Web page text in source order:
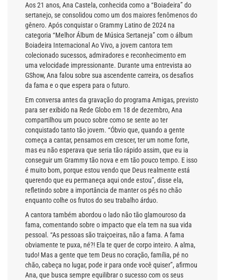
Aos 21 anos, Ana Castela, conhecida como a “Boiadeira” do
sertanejo, se consolidou como um dos maiores fenômenos do
gênero. Após conquistar o Grammy Latino de 2024 na
categoria “Melhor Álbum de Música Sertaneja” com o álbum
Boiadeira Internacional Ao Vivo, a jovem cantora tem
colecionado sucessos, admiradores e reconhecimento em
uma velocidade impressionante. Durante uma entrevista ao
GShow, Ana falou sobre sua ascendente carreira, os desafios
da fama e o que espera para o futuro.
Em conversa antes da gravação do programa Amigas, previsto
para ser exibido na Rede Globo em 18 de dezembro, Ana
compartilhou um pouco sobre como se sente ao ter
conquistado tanto tão jovem. “Óbvio que, quando a gente
começa a cantar, pensamos em crescer, ter um nome forte,
mas eu não esperava que seria tão rápido assim, que eu ia
conseguir um Grammy tão nova e em tão pouco tempo. E isso
é muito bom, porque estou vendo que Deus realmente está
querendo que eu permaneça aqui onde estou”, disse ela,
refletindo sobre a importância de manter os pés no chão
enquanto colhe os frutos do seu trabalho árduo.
A cantora também abordou o lado não tão glamouroso da
fama, comentando sobre o impacto que ela tem na sua vida
pessoal. “As pessoas são traiçoeiras, não a fama. A fama
obviamente te puxa, né?! Ela te quer de corpo inteiro. A alma,
tudo! Mas a gente que tem Deus no coração, família, pé no
chão, cabeça no lugar, pode ir para onde você quiser”, afirmou
Ana, que busca sempre equilibrar o sucesso com os seus